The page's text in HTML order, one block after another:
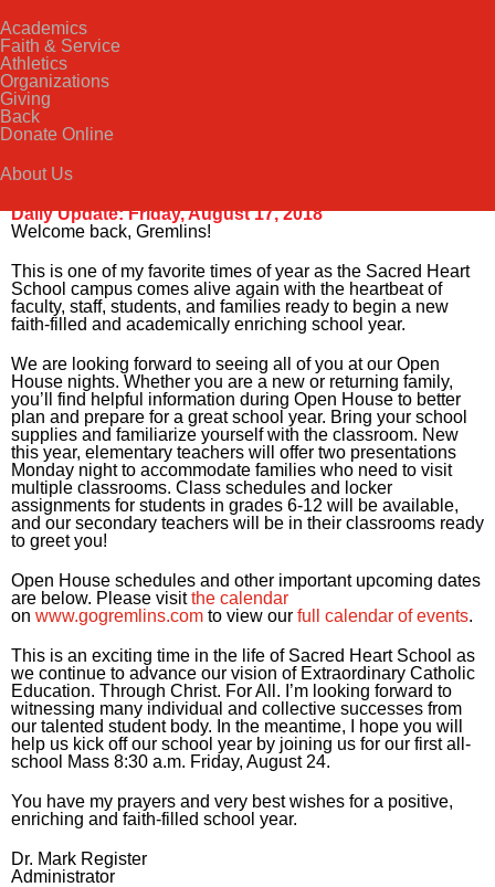
Academics
Faith & Service
Athletics
Organizations
Giving
Back
Donate Online
About Us
Daily Update: Friday, August 17, 2018
Welcome back, Gremlins!
This is one of my favorite times of year as the Sacred Heart
School campus comes alive again with the heartbeat of
faculty, staff, students, and families ready to begin a new
faith-filled and academically enriching school year.
We are looking forward to seeing all of you at our Open
House nights. Whether you are a new or returning family,
you’ll find helpful information during Open House to better
plan and prepare for a great school year. Bring your school
supplies and familiarize yourself with the classroom. New
this year, elementary teachers will offer two presentations
Monday night to accommodate families who need to visit
multiple classrooms. Class schedules and locker
assignments for students in grades 6-12 will be available,
and our secondary teachers will be in their classrooms ready
to greet you!
Open House schedules and other important upcoming dates
are below. Please visitthe calendar
on www.gogremlins.com to view our full calendar of events.
This is an exciting time in the life of Sacred Heart School as
we continue to advance our vision of Extraordinary Catholic
Education. Through Christ. For All. I’m looking forward to
witnessing many individual and collective successes from
our talented student body. In the meantime, I hope you will
help us kick off our school year by joining us for our first all-
school Mass 8:30 a.m. Friday, August 24.
You have my prayers and very best wishes for a positive,
enriching and faith-filled school year.
Dr. Mark Register
Administrator